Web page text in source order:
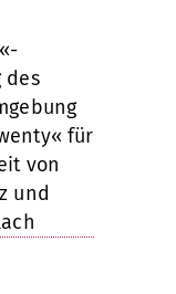
des
für
von
und